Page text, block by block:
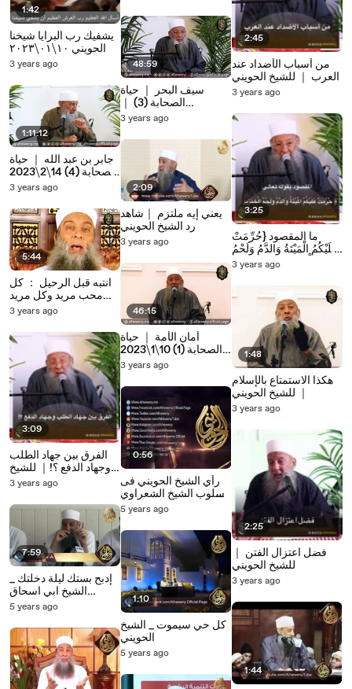
1:42
يشفيك رب البرايا شيخنا
الحويني ١٠⧸٠١⧸٢٠٢٣
3 years ago
1:11:12
جابر بن عبد الله ｜ حياة
الصحابة (4) 14⧸2⧸2023
｜ الشيخ الحويني
3 years ago
5:44
انتبه قبل الرحيل ： كل
محب مريد وكل مريد
فاعل ｜ للشيخ الحويني
3 years ago
3:09
الفرق بين جهاد الطلب
وجهاد الدفع ؟!｜ للشيخ
الحويني
3 years ago
7:59
إدبح بستك ليلة دخلتك _
الشيخ ابي اسحاق
الحويني
5 years ago
48:59
سيف البحر ｜ حياة
الصحابة (3) ｜
7⧸2⧸2023 ｜ الشيخ
3 years ago
2:09
يعني إيه ملتزم ｜شاهد
رد الشيخ الحويني
3 years ago
46:15
أمان الأمة ｜ حياة
الصحابة (1) 10⧸1⧸2023
｜ الشيخ الحويني
3 years ago
0:56
رأي الشيخ الحويني فى
أسلوب الشيخ الشعراوي
رحمه الله
5 years ago
1:10
كل حي سيموت _ الشيخ
الحويني
5 years ago
2:45
من أسباب الأضداد عند
العرب ｜ للشيخ الحويني
3 years ago
3:25
ما المقصود {حُرِّمَتْ
عَلَيْكُمُ الْمَيْتَةُ وَالدَّمُ وَلَحْمُ
الْخِنزِيرِ}} ｜ للشيخ
3 years ago
1:48
هكذا الاستمتاع بالإسلام
｜ للشيخ الحويني
3 years ago
2:25
فضل اعتزال الفتن ｜
للشيخ الحويني
3 years ago
1:44